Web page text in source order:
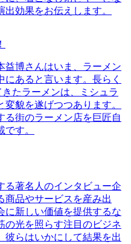
効果をお伝えします。
益博さんはいま、ラーメン
あると言います。長らく
たラーメンは、ミシュラ
貌を遂げつつあります。
る街のラーメン店を巨匠自
す。
る著名人のインタビュー企
商品やサービスを産み出
に新しい価値を提供するな
の光を照らす注目のビジネ
彼らはいかにして結果を出